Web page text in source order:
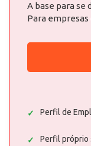
A base para se
Para
Perfil de
Perfil próprio